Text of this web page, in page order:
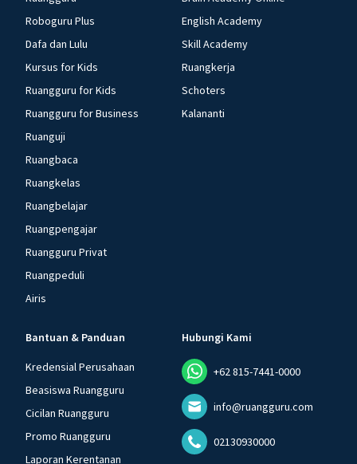
Roboguru Plus
Dafa dan Lulu
Kursus for Kids
Ruangguru for Kids
Ruangguru for Business
Ruanguji
Ruangbaca
Ruangkelas
Ruangbelajar
Ruangpengajar
Ruangguru Privat
Ruangpeduli
Airis
English Academy
Skill Academy
Ruangkerja
Schoters
Kalananti
Bantuan & Panduan
Kredensial Perusahaan
Beasiswa Ruangguru
Cicilan Ruangguru
Promo Ruangguru
Laporan Kerentanan
Hubungi Kami
+62 815-7441-0000
info@ruangguru.com
02130930000